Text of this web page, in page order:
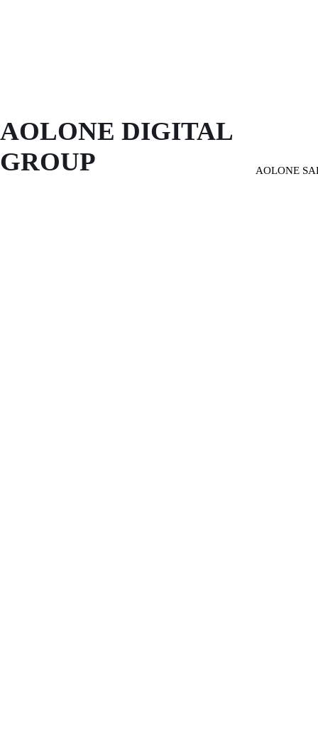
AOLONE DIGITAL
GROUP
AOLONE